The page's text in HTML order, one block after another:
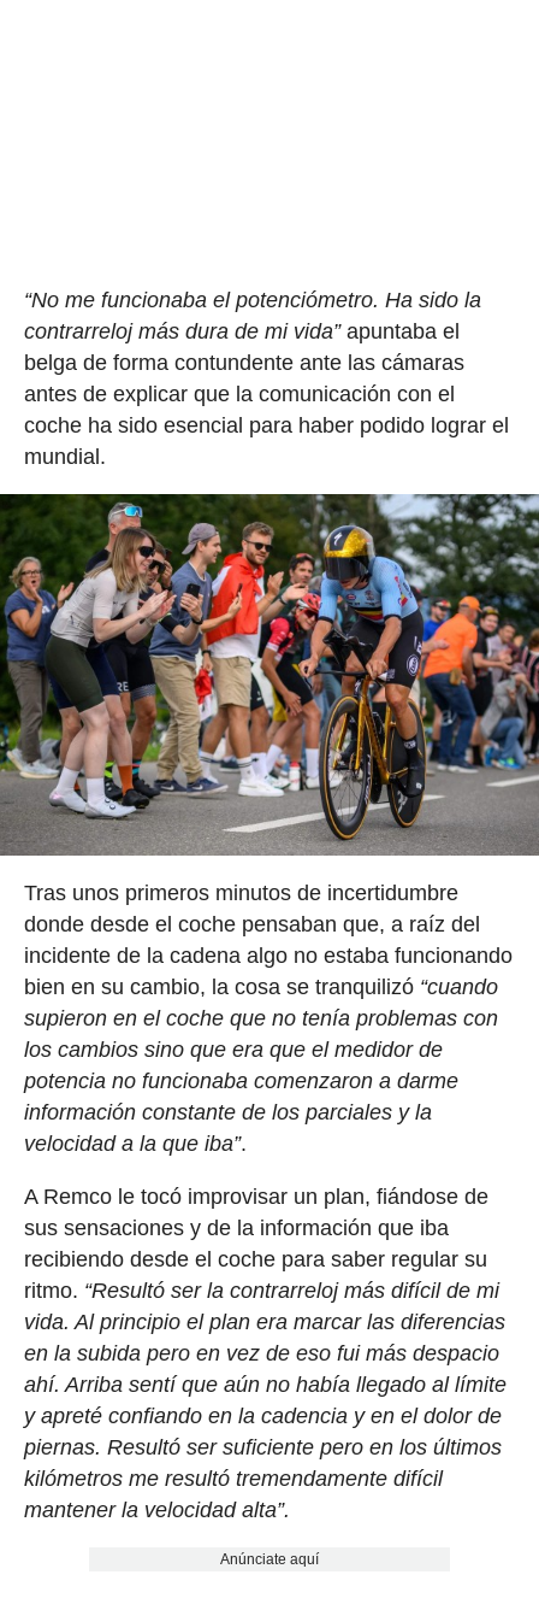
“No me funcionaba el potenciómetro. Ha sido la
contrarreloj más dura de mi vida”apuntaba el
belga de forma contundente ante las cámaras
antes de explicar que la comunicación con el
coche ha sido esencial para haber podido lograr el
mundial.
Tras unos primeros minutos de incertidumbre
donde desde el coche pensaban que, a raíz del
incidente de la cadena algo no estaba funcionando
bien en su cambio, la cosa se tranquilizó“cuando
supieron en el coche que no tenía problemas con
los cambios sino que era que el medidor de
potencia no funcionaba comenzaron a darme
información constante de los parciales y la
velocidad a la que iba”.
A Remco le tocó improvisar un plan, fiándose de
sus sensaciones y de la información que iba
recibiendo desde el coche para saber regular su
ritmo. “Resultó ser la contrarreloj más difícil de mi
vida. Al principio el plan era marcar las diferencias
en la subida pero en vez de eso fui más despacio
ahí. Arriba sentí que aún no había llegado al límite
y apreté confiando en la cadencia y en el dolor de
piernas. Resultó ser suficiente pero en los últimos
kilómetros me resultó tremendamente difícil
mantener la velocidad alta”.
Anúnciate aquí